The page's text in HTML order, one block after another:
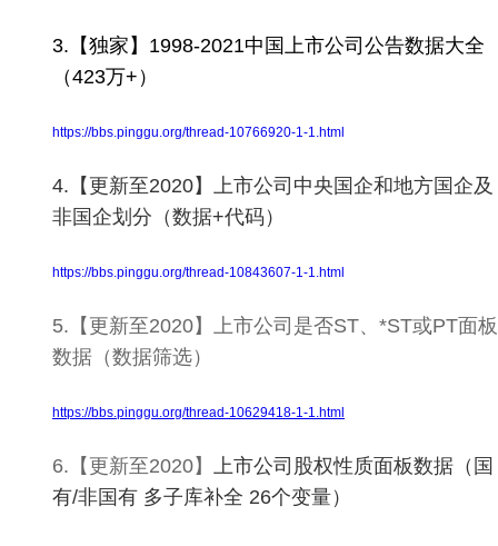
3.【独家】1998-2021中国上市公司公告数据大全
（423万+）
https://bbs.pinggu.org/thread-10766920-1-1.html
4.【更新至2020】上市公司中央国企和地方国企及
非国企划分（数据+代码）
https://bbs.pinggu.org/thread-10843607-1-1.html
5.【更新至2020】上市公司是否ST、*ST或PT面板
数据（数据筛选）
https://bbs.pinggu.org/thread-10629418-1-1.html
6.【更新至2020】 上市公司股权性质面板数据（国
有/非国有 多子库补全 26个变量）